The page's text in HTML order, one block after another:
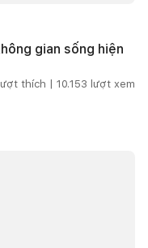
gian sống hiện
lượt thích | 10.153 lượt xem